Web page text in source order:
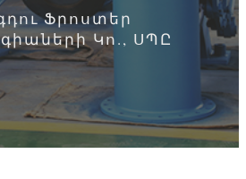
Ֆրոստեր
Կո., ՍՊԸ